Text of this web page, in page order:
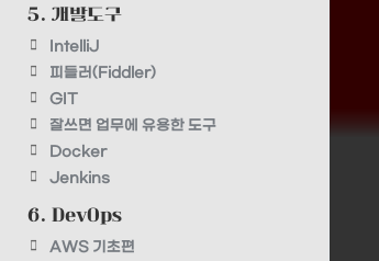
5. 개발도구
IntelliJ
피들러(Fiddler)
GIT
잘쓰면 업무에 유용한 도구
Docker
Jenkins
6. DevOps
AWS 기초편